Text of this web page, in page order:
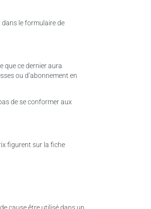
dans le formulaire de
que ce dernier aura
ou d’abonnement en
de se conformer aux
figurent sur la fiche